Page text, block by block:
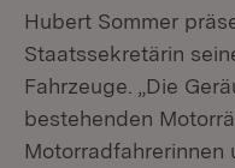
Hubert Sommer
Staatssekretärin
Fahrzeuge. „Die
bestehenden
Motorradfahrerinnen